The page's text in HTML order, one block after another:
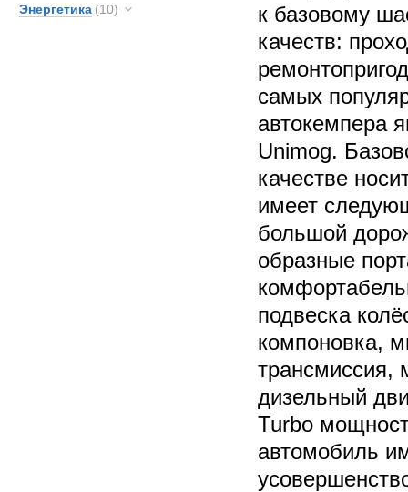
Энергетика (10)
к базовому
качеств:
самых
автокемпера
Unimog.
качестве
имеет
большой
образные
подвеска
компоновка,
дизельный
Turbo
автомобиль